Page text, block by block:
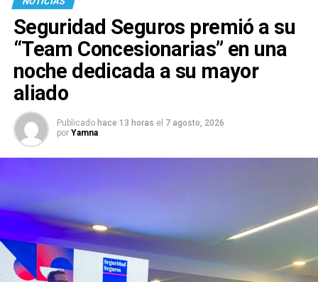
Seguridad Seguros premió a su
“Team Concesionarias” en una
noche dedicada a su mayor
aliado
Publicado hace 13 horas el 7 agosto, 2026
por Yamna